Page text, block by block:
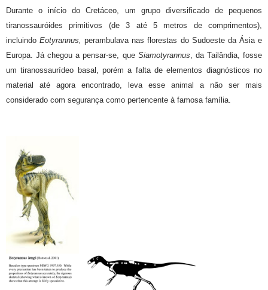
Durante o início do Cretáceo, um grupo diversificado de pequenos
tiranossauróides primitivos (de 3 até 5 metros de comprimentos),
incluindoEotyrannus, perambulava nas florestas do Sudoeste da Ásia e
Europa. Já chegou a pensar-se, que Siamotyrannus, da Tailândia, fosse
um tiranossaurídeo basal, porém a falta de elementos diagnósticos no
material até agora encontrado, leva esse animal a não ser mais
considerado com segurança como pertencente à famosa família.